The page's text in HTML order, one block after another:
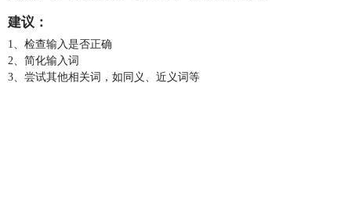
建议：
1、检查输入是否正确
2、简化输入词
3、尝试其他相关词，如同义、近义词等